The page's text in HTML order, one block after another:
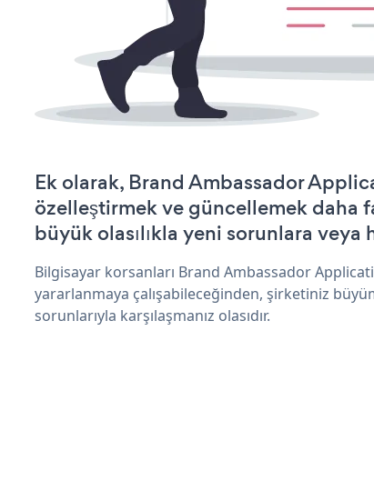
Ek olarak, Brand Ambassador
özelleştirmek ve güncellemek daha
büyük olasılıkla yeni sorunlara veya
Bilgisayar korsanları Brand Ambassador
yararlanmaya çalışabileceğinden, şirketiniz
sorunlarıyla karşılaşmanız olasıdır.